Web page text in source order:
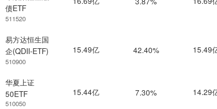
债ETF
511520
易方达恒生国
企(QDII-ETF)
510900
华夏上证
50ETF
510050
15.49亿 42.40% 15.49
15.44亿 7.30% 14.29